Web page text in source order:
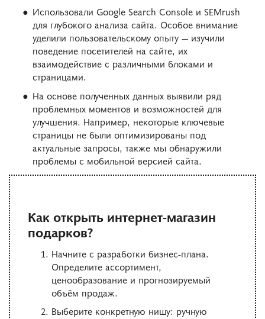
Использовали Google Search Console и SEMrush
для глубокого анализа сайта. Особое внимание
уделили пользовательскому опыту — изучили
поведение посетителей на сайте, их
взаимодействие с различными блоками и
страницами.
На основе полученных данных выявили ряд
проблемных моментов и возможностей для
улучшения. Например, некоторые ключевые
страницы не были оптимизированы под
актуальные запросы, также мы обнаружили
проблемы с мобильной версией сайта.
Как открыть интернет-магазин
подарков?
Начните с разработки бизнес-плана.
Определите ассортимент,
ценообразование и прогнозируемый
объём продаж.
Выберите конкретную нишу: ручную